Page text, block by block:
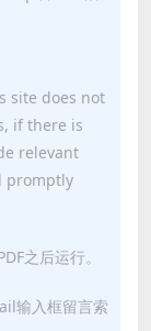
site does not
if there is
relevant
promptly
之后运行。
输入框留言索